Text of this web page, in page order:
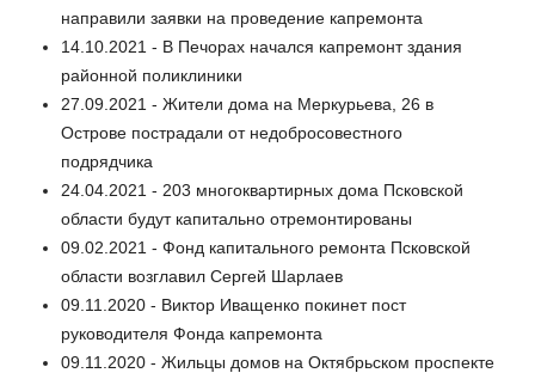
направили заявки на проведение капремонта
14.10.2021 - В Печорах начался капремонт здания
районной поликлиники
27.09.2021 - Жители дома на Меркурьева, 26 в
Острове пострадали от недобросовестного
подрядчика
24.04.2021 - 203 многоквартирных дома Псковской
области будут капитально отремонтированы
09.02.2021 - Фонд капитального ремонта Псковской
области возглавил Сергей Шарлаев
09.11.2020 - Виктор Иващенко покинет пост
руководителя Фонда капремонта
09.11.2020 - Жильцы домов на Октябрьском проспекте